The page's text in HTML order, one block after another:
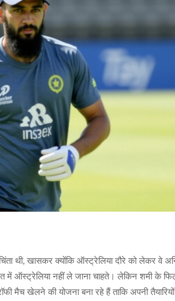
थी, खासकर क्योंकि ऑस्ट्रेलिया दौरे को लेकर वे
में ऑस्ट्रेलिया नहीं ले जाना चाहते। लेकिन शमी के
मैच खेलने की योजना बना रहे हैं ताकि अपनी